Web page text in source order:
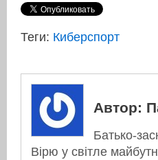
Теги: Киберспорт
Автор:
Батько-
Вірю у світле